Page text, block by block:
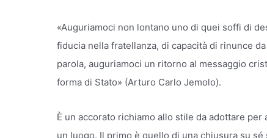
«Auguriamoci non lontano uno di quei soffi di
fiducia nella fratellanza, di capacità di rinunce
parola, auguriamoci un ritorno al messaggio
forma di Stato» (Arturo Carlo Jemolo).
È un accorato richiamo allo stile da adottare
un luogo. Il primo è quello di una chiusura su